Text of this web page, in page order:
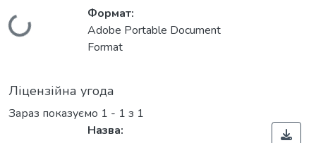
Вантажиться...
Формат:
Adobe Portable Document
Format
Ліцензійна угода
Зараз показуємо 1 - 1 з 1
Назва: